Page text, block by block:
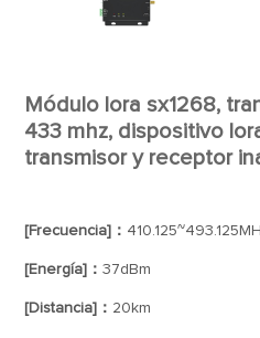
Módulo lora sx1268,
433 mhz, dispositivo
transmisor y receptor
[Frecuencia]：
[Energía]：37dBm
[Distancia]： 20km